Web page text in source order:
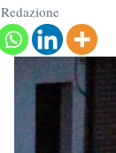
Redazione